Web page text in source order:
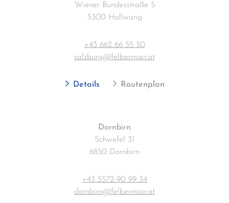
Wiener Bundesstraße 5
5300 Hallwang
+43 662 66 55 50
salzburg@felbermair.at
Details Routenplan
Dornbirn
Schwefel 31
6850 Dornbirn
+43 5572-90 99 34
dornbirn@felbermair.at